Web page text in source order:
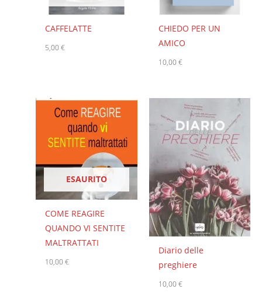
CAFFELATTE
5,00€
CHIEDO PER UN
AMICO
10,00€
ESAURITO
COME REAGIRE
QUANDO VI SENTITE
MALTRATTATI
10,00€
Diario delle
preghiere
10,00€